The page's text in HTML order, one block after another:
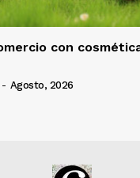
con
- Agosto, 2026